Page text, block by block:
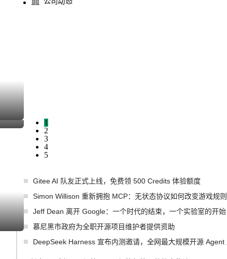
1
2
3
4
5
Gitee AI 队友正式上线，免费领 500 Credits 体验额度
Simon Willison 重新拥抱 MCP：无状态协议如何改变游戏规则
Jeff Dean 离开 Google：一个时代的结束，一个实验室的开始
慕尼黑市政府为全职开源项目维护者提供资助
DeepSeek Harness 宣布内测邀请，全网最大规模开源 Agent